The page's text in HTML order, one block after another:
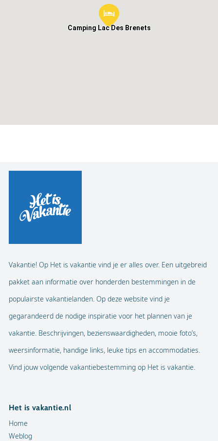
Camping Lac Des Brenets
Vakantie! Op Het is vakantie vind je er alles over. Een uitgebreid
pakket aan informatie over honderden bestemmingen in de
populairste vakantielanden. Op deze website vind je
gegarandeerd de nodige inspiratie voor het plannen van je
vakantie. Beschrijvingen, bezienswaardigheden, mooie foto’s,
weersinformatie, handige links, leuke tips en accommodaties.
Vind jouw volgende vakantiebestemming op Het is vakantie.
Het is vakantie.nl
Home
Weblog